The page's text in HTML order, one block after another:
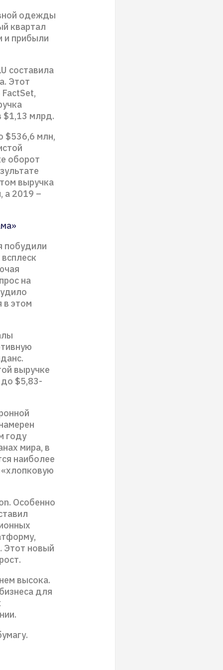
одежды
квартал
и прибыли
составила
Этот
$1,13 млрд.
$536,6 млн,
оборот
выручка
а 2019 –
побудили
на
в этом
выручке
до $5,83-
году
мира, в
наиболее
«хлопковую
Особенно
Этот новый
высока.
для